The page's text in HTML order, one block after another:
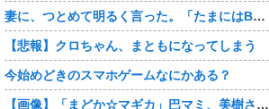
妻に、つとめて明るく言った。「たまにはB（俺の親友）も呼んで家で鍋でもしようか。」妻は箸を持つ手をブルブル震わせながら「何でBさんなの？」と。お前の浮気相手だからだよ！！
【悲報】クロちゃん、まともになってしまう
今始めどきのスマホゲームなにかある？
【画像】「まどか☆マギカ」巴マミ、美樹さやか、佐倉杏子エロすぎ放課後えんこーハメ撮りどぴゅどぴゅエチエチが最高すぎる❣